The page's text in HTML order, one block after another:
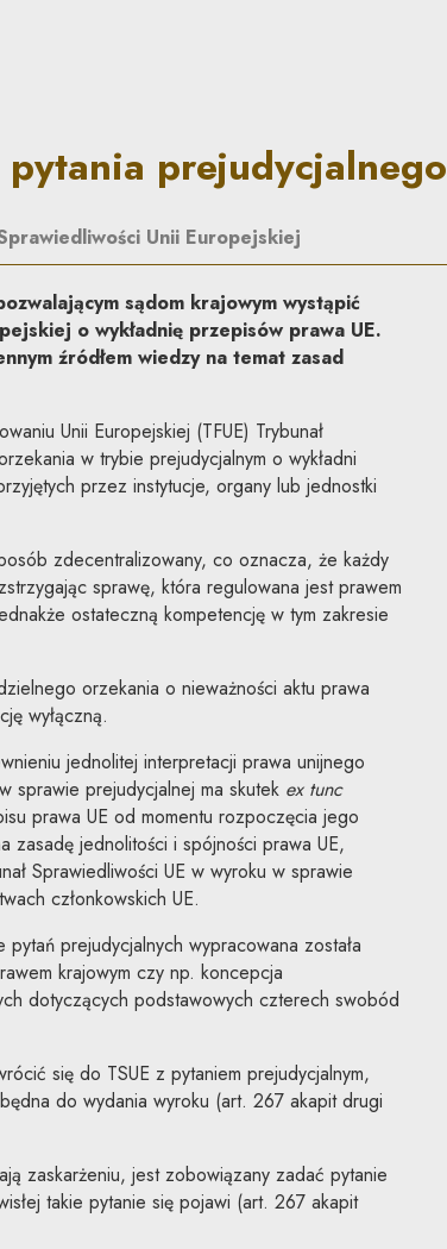
| Co do zasady
prejudycjalnego
Unii Europejskiej
sądom krajowym wystąpić
o wykładnię przepisów prawa UE.
źródłem wiedzy na temat zasad
Unii Europejskiej (TFUE) Trybunał
w trybie prejudycjalnym o wykładni
przez instytucje, organy lub jednostki
zdecentralizowany, co oznacza, że każdy
sprawę, która regulowana jest prawem
ostateczną kompetencję w tym zakresie
orzekania o nieważności aktu prawa
wyłączną.
jednolitej interpretacji prawa unijnego
sprawie prejudycjalnej ma skutek ex tunc
prawa UE od momentu rozpoczęcia jego
zasadę jednolitości i spójności prawa UE,
Sprawiedliwości UE w wyroku w sprawie
członkowskich UE.
prejudycjalnych wypracowana została
krajowym czy np. koncepcja
dotyczących podstawowych czterech swobód
się do TSUE z pytaniem prejudycjalnym,
do wydania wyroku (art. 267 akapit drugi
zaskarżeniu, jest zobowiązany zadać pytanie
takie pytanie się pojawi (art. 267 akapit